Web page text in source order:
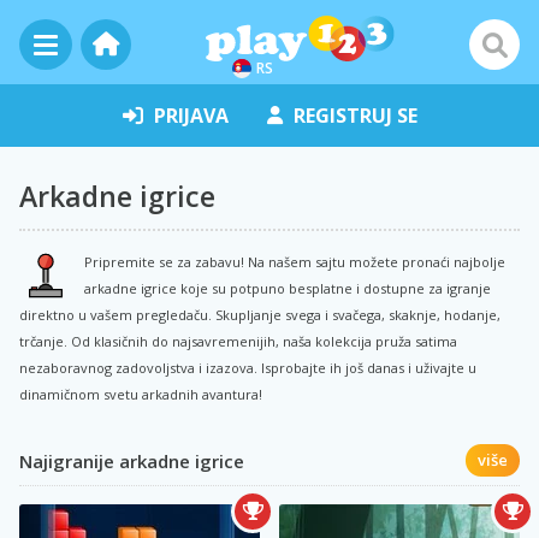
RS
PRIJAVA REGISTRUJ SE
Arkadne igrice
Pripremite se za zabavu! Na našem sajtu možete pronaći najbolje
arkadne igrice koje su potpuno besplatne i dostupne za igranje
direktno u vašem pregledaču. Skupljanje svega i svačega, skaknje, hodanje,
trčanje. Od klasičnih do najsavremenijih, naša kolekcija pruža satima
nezaboravnog zadovoljstva i izazova. Isprobajte ih još danas i uživajte u
dinamičnom svetu arkadnih avantura!
Najigranije arkadne igrice više